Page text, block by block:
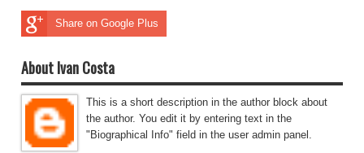
Share on Google Plus
About Ivan Costa
This is a short description in the author block about
the author. You edit it by entering text in the
"Biographical Info" field in the user admin panel.